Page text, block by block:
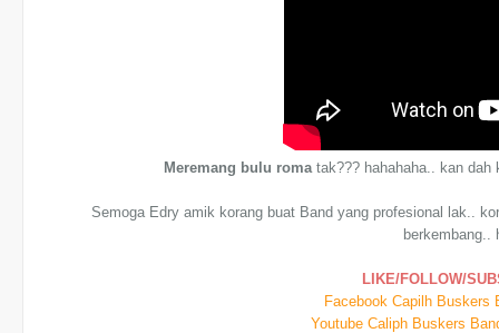
Meremang bulu roma tak??? hahahaha.. kan
Semoga Edry amik korang buat Band yang profesional lak..
berkembang..
LIKE/FOLLOW/
Facebook Capilh Buskers
Youtube Caliph Buskers